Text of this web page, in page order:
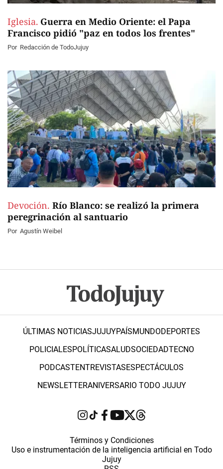
Iglesia. Guerra en Medio Oriente: el Papa
Francisco pidió "paz en todos los frentes"
Por Redacción de TodoJujuy
Devoción. Río Blanco: se realizó la primera
peregrinación al santuario
Por Agustín Weibel
ÚLTIMAS NOTICIASJUJUYPAÍSMUNDODEPORTES
POLICIALESPOLÍTICASALUDSOCIEDADTECNO
PODCASTENTREVISTASESPECTÁCULOS
NEWSLETTERANIVERSARIO TODO JUJUY
Términos y Condiciones
Uso e instrumentación de la inteligencia artificial en Todo
Jujuy